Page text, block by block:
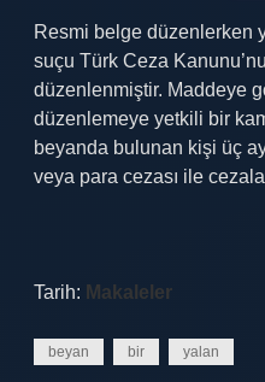
Resmi belge düzenlerken
suçu Türk Ceza
düzenlenmiştir. Maddeye
düzenlemeye yetkili bir
beyanda bulunan kişi üç
veya para cezası ile
Tarih: Makaleler
beyan bir yalan